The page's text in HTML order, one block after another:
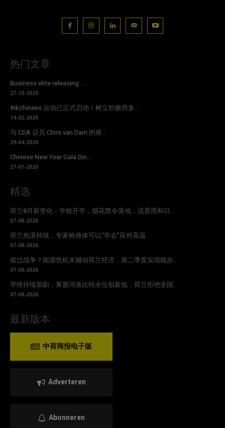
热门文章
Business elite releasing ...
27-10-2020
#ikchinees 运动已正式启动！树立积极而多...
14-02-2020
与 CDA 议员 Chris van Dam 的座...
29-04-2020
Chinese New Year Gala Din...
27-01-2020
精选
荷兰8月新变化：学校开学，烟花禁令落地，流星雨和日...
07-08-2026
荷兰热浪持续，专家称身体可以“学会”应对高温
07-08-2026
挺过战争？能源危机未撼动荷兰经济，第二季度实现稳步...
07-08-2026
旱情持续加剧，莱茵河洛比特水位创新低，荷兰拒绝全国...
07-08-2026
最新版本
中荷商报电子版
Adverteren
Abonneren